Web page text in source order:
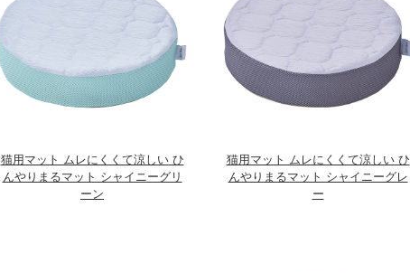
猫用マット ムレにくくて涼しい ひ
んやりまるマット シャイニーグリ
ーン
猫用マット ムレにくくて涼しい ひ
んやりまるマット シャイニーグレ
ー